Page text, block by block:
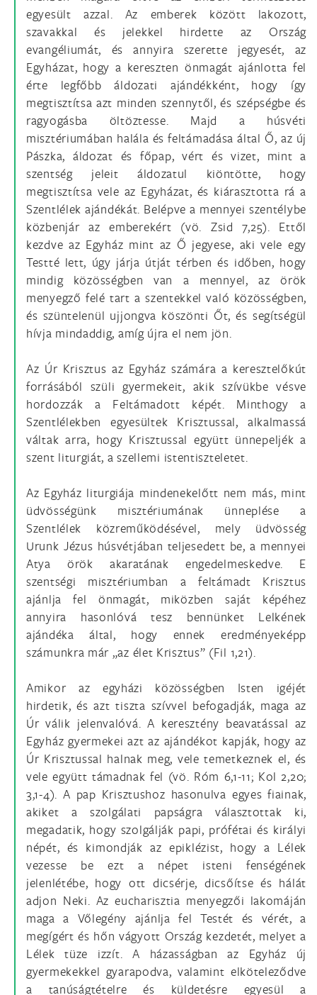
egyesült azzal. Az emberek között lakozott,
szavakkal és jelekkel hirdette az Ország
evangéliumát, és annyira szerette jegyesét, az
Egyházat, hogy a kereszten önmagát ajánlotta fel
érte legfőbb áldozati ajándékként, hogy így
megtisztítsa azt minden szennytől, és szépségbe és
ragyogásba öltöztesse. Majd a húsvéti
misztériumában halála és feltámadása által Ő, az új
Pászka, áldozat és főpap, vért és vizet, mint a
szentség jeleit áldozatul kiöntötte, hogy
megtisztítsa vele az Egyházat, és kiárasztotta rá a
Szentlélek ajándékát. Belépve a mennyei szentélybe
közbenjár az emberekért (vö. Zsid 7,25). Ettől
kezdve az Egyház mint az Ő jegyese, aki vele egy
Testté lett, úgy járja útját térben és időben, hogy
mindig közösségben van a mennyel, az örök
menyegző felé tart a szentekkel való közösségben,
és szüntelenül ujjongva köszönti Őt, és segítségül
hívja mindaddig, amíg újra el nem jön.
Az Úr Krisztus az Egyház számára a keresztelőkút
forrásából szüli gyermekeit, akik szívükbe vésve
hordozzák a Feltámadott képét. Minthogy a
Szentlélekben egyesültek Krisztussal, alkalmassá
váltak arra, hogy Krisztussal együtt ünnepeljék a
szent liturgiát, a szellemi istentiszteletet.
Az Egyház liturgiája mindenekelőtt nem más, mint
üdvösségünk misztériumának ünneplése a
Szentlélek közreműködésével, mely üdvösség
Urunk Jézus húsvétjában teljesedett be, a mennyei
Atya örök akaratának engedelmeskedve. E
szentségi misztériumban a feltámadt Krisztus
ajánlja fel önmagát, miközben saját képéhez
annyira hasonlóvá tesz bennünket Lelkének
ajándéka által, hogy ennek eredményeképp
számunkra már „az élet Krisztus” (Fil 1,21).
Amikor az egyházi közösségben Isten igéjét
hirdetik, és azt tiszta szívvel befogadják, maga az
Úr válik jelenvalóvá. A keresztény beavatással az
Egyház gyermekei azt az ajándékot kapják, hogy az
Úr Krisztussal halnak meg, vele temetkeznek el, és
vele együtt támadnak fel (vö. Róm 6,1-11; Kol 2,20;
3,1-4). A pap Krisztushoz hasonulva egyes fiainak,
akiket a szolgálati papságra választottak ki,
megadatik, hogy szolgálják papi, prófétai és királyi
népét, és kimondják az epiklézist, hogy a Lélek
vezesse be ezt a népet isteni fenségének
jelenlétébe, hogy ott dicsérje, dicsőítse és hálát
adjon Neki. Az eucharisztia menyegzői lakomáján
maga a Vőlegény ajánlja fel Testét és vérét, a
megígért és hőn vágyott Ország kezdetét, melyet a
Lélek tüze izzít. A házasságban az Egyház új
gyermekekkel gyarapodva, valamint elköteleződve
a tanúságtételre és küldetésre egyesül a